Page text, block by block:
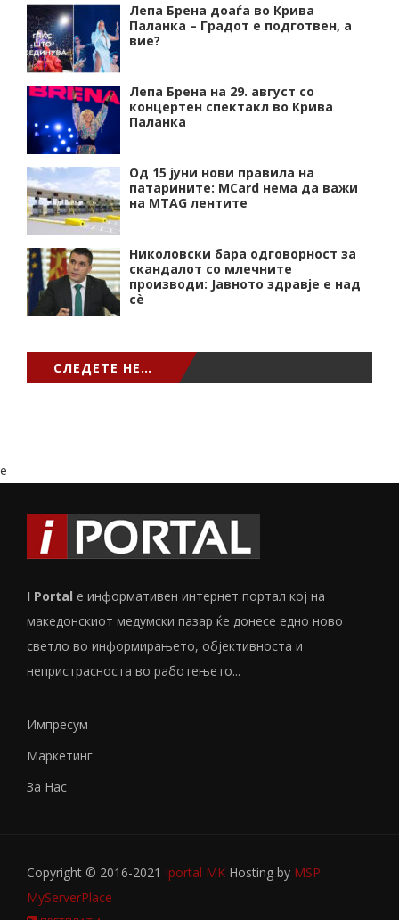
Лепа Брена доаѓа во Крива
Паланка – Градот е подготвен, а
вие?
Лепа Брена на 29. август со
концертен спектакл во Крива
Паланка
Од 15 јуни нови правила на
патарините: MCard нема да важи
на MTAG лентите
Николовски бара одговорност за
скандалот со млечните
производи: Јавното здравје е над
сѐ
СЛЕДЕТЕ НЕ…
e
I Portal е информативен интернет портал кој на
македонскиот медумски пазар ќе донесе едно ново
светло во информирањето, објективноста и
непристрасноста во работењето...
Импресум
Маркетинг
За Нас
Copyright © 2016-2021 Iportal MK Hosting by MSP
MyServerPlace